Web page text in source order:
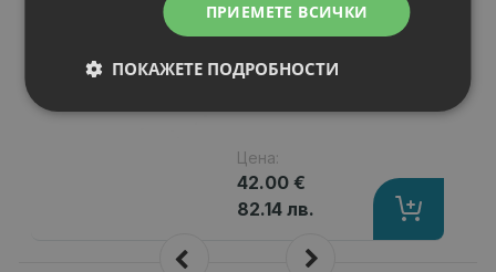
Клетки: 6
Волтаж: 10.80 V
Тип на батерията
Цена:
42.00 €
82.14 лв.
ПРИЕМЕТЕ ВСИЧКИ
ПОКАЖЕТЕ ПОДРОБНОСТИ